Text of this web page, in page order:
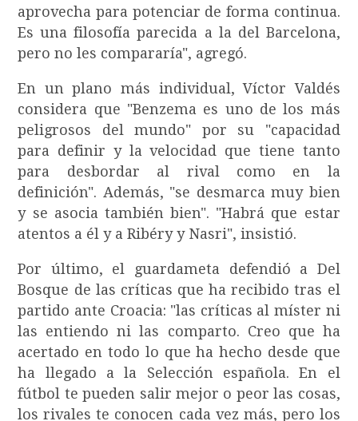
aprovecha para potenciar de forma continua.
Es una filosofía parecida a la del Barcelona,
pero no les compararía", agregó.
En un plano más individual, Víctor Valdés
considera que "Benzema es uno de los más
peligrosos del mundo" por su "capacidad
para definir y la velocidad que tiene tanto
para desbordar al rival como en la
definición". Además, "se desmarca muy bien
y se asocia también bien". "Habrá que estar
atentos a él y a Ribéry y Nasri", insistió.
Por último, el guardameta defendió a Del
Bosque de las críticas que ha recibido tras el
partido ante Croacia: "las críticas al míster ni
las entiendo ni las comparto. Creo que ha
acertado en todo lo que ha hecho desde que
ha llegado a la Selección española. En el
fútbol te pueden salir mejor o peor las cosas,
los rivales te conocen cada vez más, pero los